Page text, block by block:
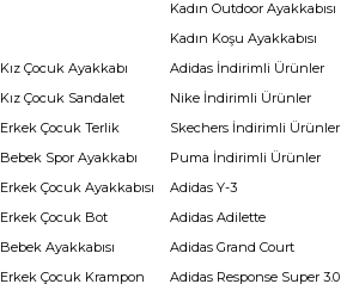
Kadın Outdoor Ayakkabısı
Kadın Koşu Ayakkabısı
Kız Çocuk Ayakkabı
Kız Çocuk Sandalet
Erkek Çocuk Terlik
Bebek Spor Ayakkabı
Erkek Çocuk Ayakkabısı
Erkek Çocuk Bot
Bebek Ayakkabısı
Erkek Çocuk Krampon
Adidas İndirimli Ürünler
Nike İndirimli Ürünler
Skechers İndirimli Ürünler
Puma İndirimli Ürünler
Adidas Y-3
Adidas Adilette
Adidas Grand Court
Adidas Response Super 3.0